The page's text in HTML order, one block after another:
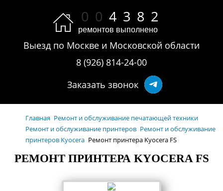
0 0 4 3 8 2
ремонтов выполнено
Выезд по Москве и Московской области
8 (926) 814-24-00
Заказать звонок
Главная Ремонт и обслуживание печатающей техники
Ремонт и обслуживание принтеров Ремонт и обслуживание
принтеров Kyocera Ремонт принтера Kyocera FS
РЕМОНТ ПРИНТЕРА KYOCERA FS